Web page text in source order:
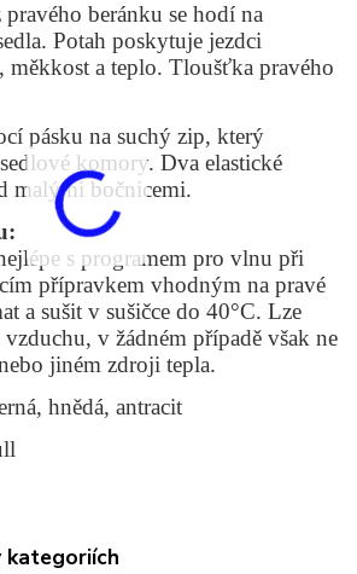
beránku se hodí na
Potah poskytuje jezdci
a teplo. Tloušťka pravého
pásku na suchý zip, který
komory. Dva elastické
malými bočnicemi.
s programem pro vlnu při
přípravkem vhodným na pravé
a sušit v sušičce do 40°C. Lze
vzduchu, v žádném případě však ne
jiném zdroji tepla.
hnědá, antracit
kategoriích